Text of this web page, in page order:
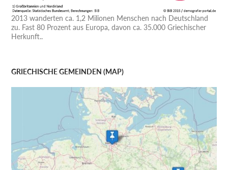
2013 wanderten ca. 1,2 Milionen Menschen nach Deutschland
zu. Fast 80 Prozent aus Europa, davon ca. 35.000 Griechischer
Herkunft..
GRIECHISCHE GEMEINDEN (MAP)